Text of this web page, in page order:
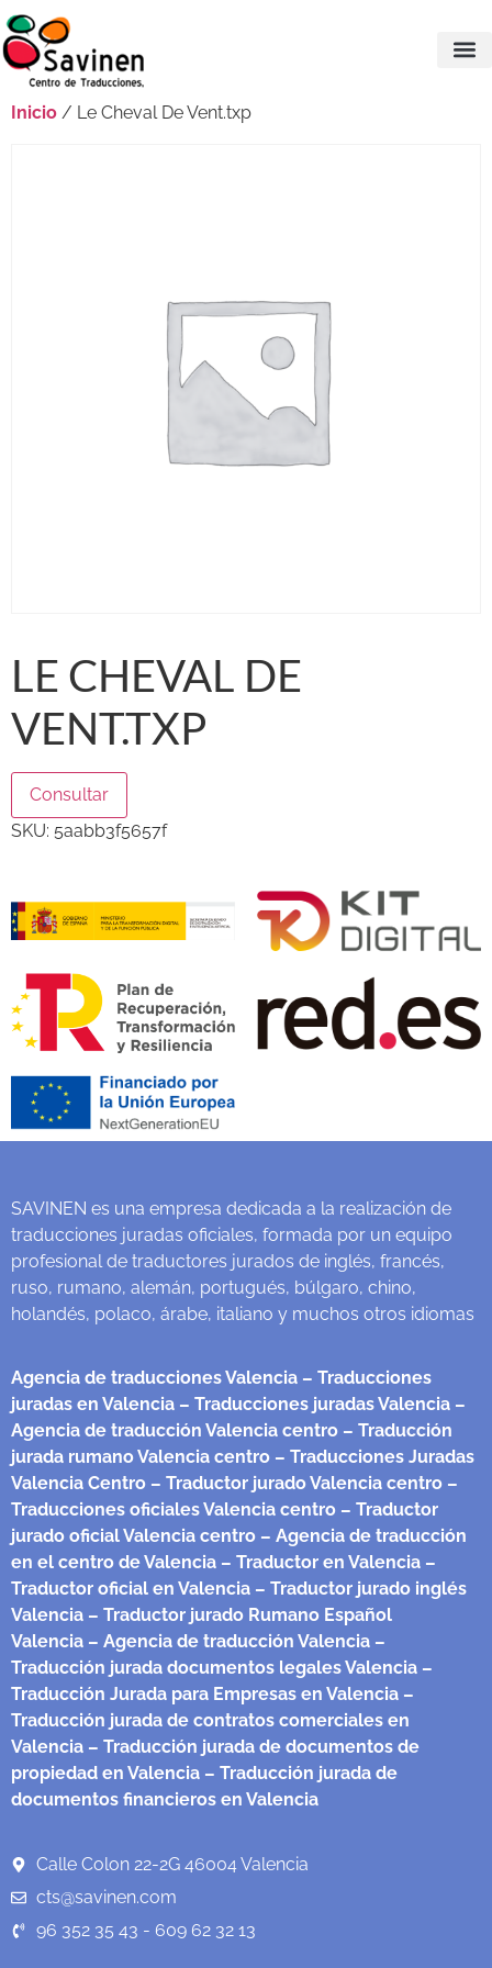
Inicio / Le Cheval De Vent.txp
LE CHEVAL DE
VENT.TXP
Consultar
SKU: 5aabb3f5657f
SAVINEN es una empresa dedicada a la realización de
traducciones juradas oficiales, formada por un equipo
profesional de traductores jurados de inglés, francés,
ruso, rumano, alemán, portugués, búlgaro, chino,
holandés, polaco, árabe, italiano y muchos otros idiomas
Agencia de traducciones Valencia – Traducciones
juradas en Valencia – Traducciones juradas Valencia –
Agencia de traducción Valencia centro – Traducción
jurada rumano Valencia centro – Traducciones Juradas
Valencia Centro – Traductor jurado Valencia centro –
Traducciones oficiales Valencia centro – Traductor
jurado oficial Valencia centro – Agencia de traducción
en el centro de Valencia – Traductor en Valencia –
Traductor oficial en Valencia – Traductor jurado inglés
Valencia – Traductor jurado Rumano Español
Valencia – Agencia de traducción Valencia –
Traducción jurada documentos legales Valencia –
Traducción Jurada para Empresas en Valencia –
Traducción jurada de contratos comerciales en
Valencia – Traducción jurada de documentos de
propiedad en Valencia – Traducción jurada de
documentos financieros en Valencia
Calle Colon 22-2G 46004 Valencia
cts@savinen.com
96 352 35 43 - 609 62 32 13